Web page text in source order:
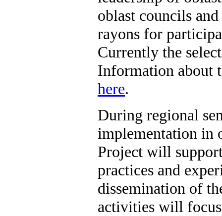
oblast councils
rayons for
Currently the
Information about
here.
During regional
implementation in
Project will
practices and
dissemination of
activities will